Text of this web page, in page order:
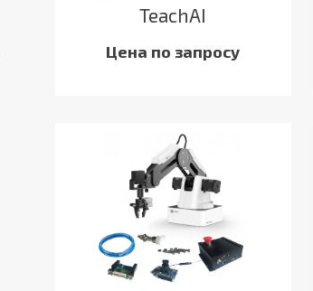
TeachAI
Цена по запросу